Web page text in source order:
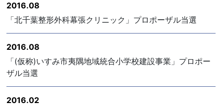
2016.08
「北千葉整形外科幕張クリニック」プロポーザル当選
2016.08
「(仮称)いすみ市夷隅地域統合小学校建設事業」プロポー
ザル当選
2016.02